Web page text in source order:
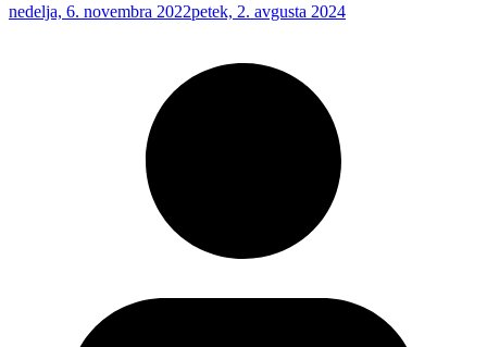
nedelja, 6. novembra 2022petek, 2. avgusta 2024